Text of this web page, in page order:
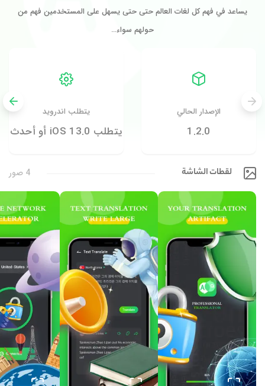
يساعد في فهم كل لغات العالم حتى حتى يسهل على المستخدمين فهم من
حولهم سواء…
الإصدار الحالي
1.2.0
يتطلب اندرويد
يتطلب iOS 13.0 أو أحدث
لقطات الشاشة 4 صور